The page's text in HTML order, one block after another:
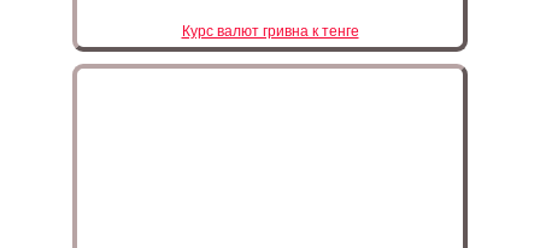
Курс валют гривна к тенге